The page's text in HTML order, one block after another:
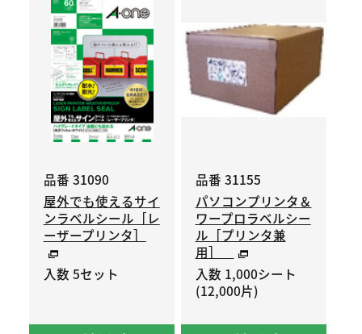
品番 31090
屋外でも使えるサイ
ンラベルシール［レ
ーザープリンタ］
入数 5セット
品番 31155
パソコンプリンタ＆
ワープロラベルシー
ル［プリンタ兼
用］
入数 1,000シート
(12,000片)